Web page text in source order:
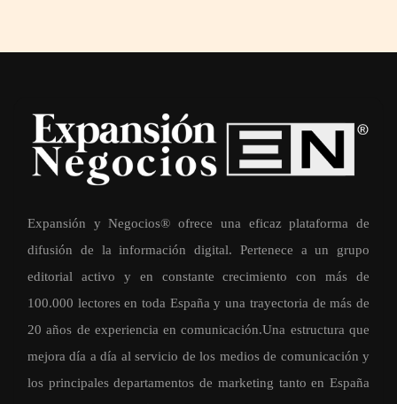
Expansión y Negocios® ofrece una eficaz plataforma de
difusión de la información digital. Pertenece a un grupo
editorial activo y en constante crecimiento con más de
100.000 lectores en toda España y una trayectoria de más de
20 años de experiencia en comunicación.Una estructura que
mejora día a día al servicio de los medios de comunicación y
los principales departamentos de marketing tanto en España